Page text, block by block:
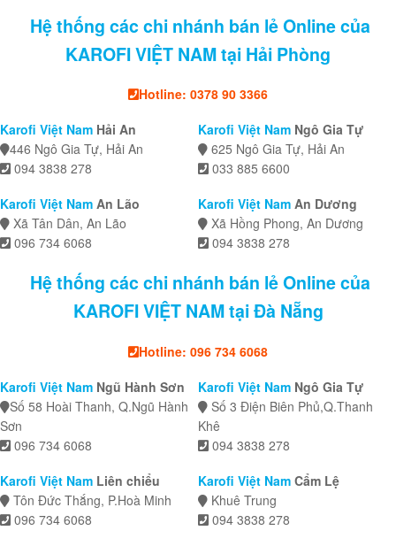
Hệ thống các chi nhánh bán lẻ Online của
KAROFI VIỆT NAM tại Hải Phòng
Hotline: 0378 90 3366
Karofi Việt Nam Hải An
446 Ngô Gia Tự, Hải An
094 3838 278
Karofi Việt Nam Ngô Gia Tự
625 Ngô Gia Tự, Hải An
033 885 6600
Karofi Việt Nam An Lão
Xã Tân Dân, An Lão
096 734 6068
Karofi Việt Nam An Dương
Xã Hồng Phong, An Dương
094 3838 278
Hệ thống các chi nhánh bán lẻ Online của
KAROFI VIỆT NAM tại Đà Nẵng
Hotline: 096 734 6068
Karofi Việt Nam Ngũ Hành Sơn
Số 58 Hoài Thanh, Q.Ngũ Hành
Sơn
096 734 6068
Karofi Việt Nam Ngô Gia Tự
Số 3 Điện Biên Phủ,Q.Thanh
Khê
094 3838 278
Karofi Việt Nam Liên chiểu
Tôn Đức Thắng, P.Hoà Minh
096 734 6068
Karofi Việt Nam Cẩm Lệ
Khuê Trung
094 3838 278